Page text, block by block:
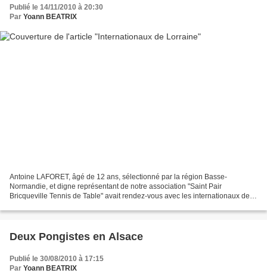
Publié le 14/11/2010 à 20:30
Par Yoann BEATRIX
Antoine LAFORET, âgé de 12 ans, sélectionné par la région Basse-
Normandie, et digne représentant de notre association "Saint Pair
Bricqueville Tennis de Table" avait rendez-vous avec les internationaux de
Deux Pongistes en Alsace
Publié le 30/08/2010 à 17:15
Par Yoann BEATRIX